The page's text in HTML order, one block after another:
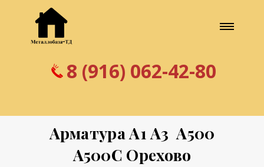
8 (916) 062-42-80
Арматура А1 А3 А500
А500С Орехово